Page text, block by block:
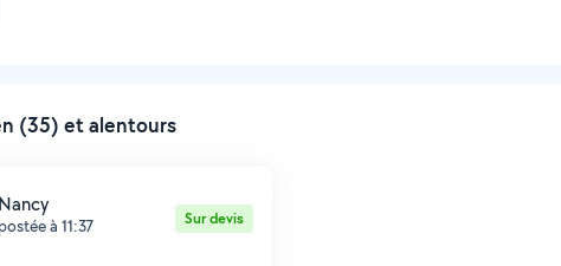
(35) et alentours
Nancy
postée à 11:37 Sur devis